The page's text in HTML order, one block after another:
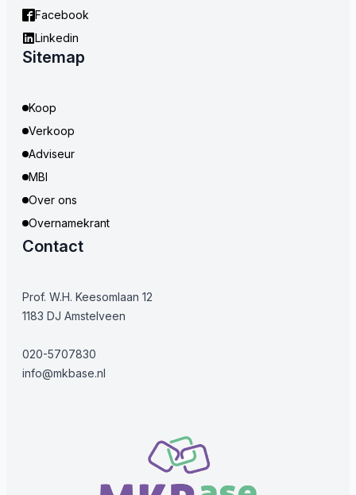
Facebook
Linkedin
Sitemap
Koop
Verkoop
Adviseur
MBI
Over ons
Overnamekrant
Contact
Prof. W.H. Keesomlaan 12
1183 DJ Amstelveen
020-5707830
info@mkbase.nl